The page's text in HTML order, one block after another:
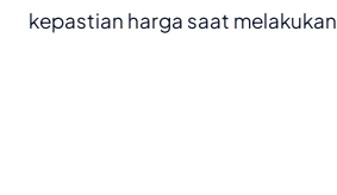
kepastian harga saat